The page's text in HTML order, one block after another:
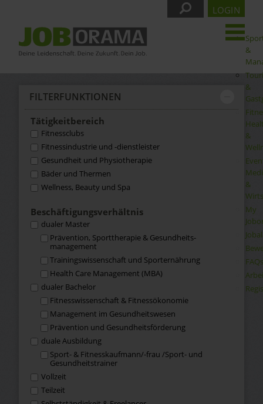
&
&
&
&
My
FAQs
LOGIN
FILTER­FUNKTIONEN
Tätigkeit­bereich
Fitnessclubs
Fitnessindustrie und -dienstleister
Gesundheit und Physiotherapie
Bäder und Thermen
Wellness, Beauty und Spa
Beschäftigungs­verhältnis
dualer Master
Prävention, Sporttherapie & Gesundheits­
management
Trainingswissenschaft und Sporternährung
Health Care Management (MBA)
dualer Bachelor
Fitness­wissenschaft & Fitness­ökonomie
Management im Gesundheits­wesen
Prävention und Gesundheitsförderung
duale Ausbildung
Sport- & Fitness­kaufmann/-frau /Sport- und
Gesundheits­trainer
Vollzeit
Teilzeit